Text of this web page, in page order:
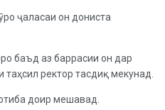
ҷаласаи он дониста
баъд аз баррасии он дар
ректор тасдиқ мекунад.
доир мешавад.